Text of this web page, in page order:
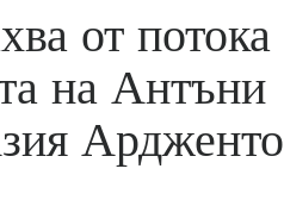
от потока
на Антъни
Ардженто